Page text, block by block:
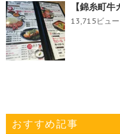
【錦糸町
13,715ビュー
おすすめ記事